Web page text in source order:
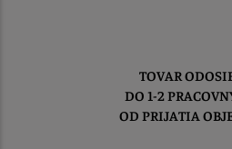
TOVAR
DO 1-2
OD PRIJATIA